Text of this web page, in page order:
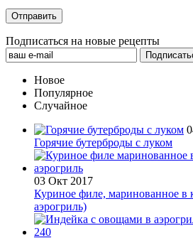
Подписаться на новые рецепты
Новое
Популярное
Случайное
Горячие бутерброды с луком
03 Окт 2017
Куриное филе, маринованное в
аэрогриль)